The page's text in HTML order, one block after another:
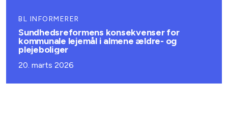
BL INFORMERER
Sundhedsreformens konsekvenser for
kommunale lejemål i almene ældre- og
plejeboliger
20. marts 2026